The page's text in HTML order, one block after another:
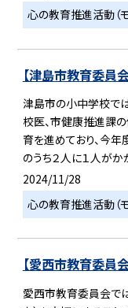
心の教育推進活動（
【津島市教育委員
津島市の小中学校で
校医、市健康推進課
育を進めており、今年
のうち２人に１人がか
2024/11/28
心の教育推進活動（
【愛西市教育委員
愛西市教育委員会で